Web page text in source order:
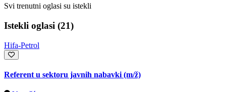
Svi trenutni oglasi su istekli
Istekli oglasi (21)
Hifa-Petrol
Referent u sektoru javnih nabavki (m/ž)